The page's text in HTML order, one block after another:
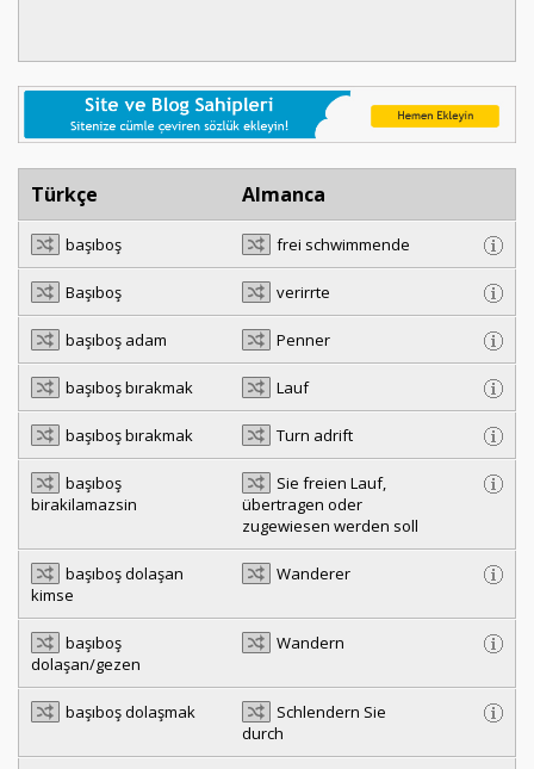
Türkçe Almanca
başıboş frei schwimmende
Başıboş verirrte
başıboş adam Penner
başıboş bırakmak Lauf
başıboş bırakmak Turn adrift
başıboş
birakilamazsin
Sie freien Lauf,
übertragen oder
zugewiesen werden soll
başıboş dolaşan
kimse
Wanderer
başıboş
dolaşan/gezen
Wandern
başıboş dolaşmak
Schlendern Sie
durch